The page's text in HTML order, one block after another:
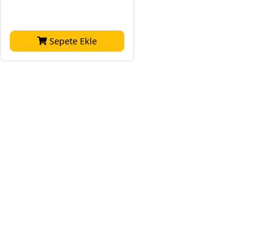
Sepete Ekle